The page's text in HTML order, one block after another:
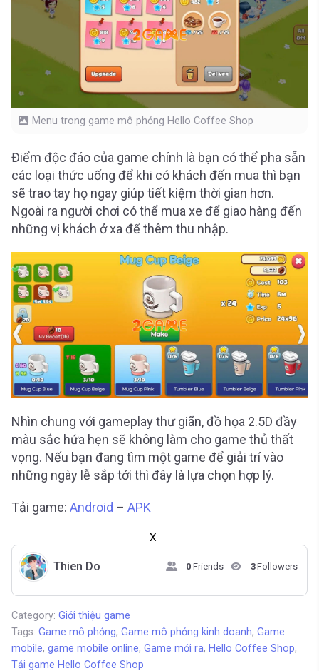
Menu trong game mô phỏng Hello Coffee Shop
Điểm độc đáo của game chính là bạn có thể pha sẵn
các loại thức uống để khi có khách đến mua thì bạn
sẽ trao tay họ ngay giúp tiết kiệm thời gian hơn.
Ngoài ra người chơi có thể mua xe để giao hàng đến
những vị khách ở xa để thêm thu nhập.
Nhìn chung với gameplay thư giãn, đồ họa 2.5D đầy
màu sắc hứa hẹn sẽ không làm cho game thủ thất
vọng. Nếu bạn đang tìm một game để giải trí vào
những ngày lễ sắp tới thì đây là lựa chọn hợp lý.
Tải game: Android – APK
X
Thien Do 0 Friends 3Followers
Category: Giới thiệu game
Tags: Game mô phỏng, Game mô phỏng kinh doanh, Game
mobile, game mobile online, Game mới ra, Hello Coffee Shop,
Tải game Hello Coffee Shop